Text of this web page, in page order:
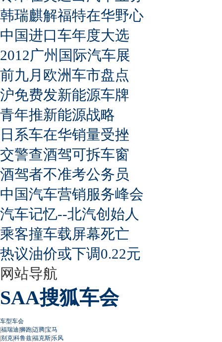
韩瑞麒解福特在华野心
中国进口车年度大选
2012广州国际汽车展
前九月欧洲车市盘点
沪免费发新能源车牌
青年推新能源战略
日系车在华销量受挫
交警查酒驾可拆车窗
酒驾者不准考公务员
中国汽车营销服务峰会
汽车记忆--北汽创始人
乘客撞车载屏幕死亡
热议油价或下调0.22元
网站导航
SAA搜狐车会
车型车会
|福瑞迪|狮跑|迈腾|宝马
|别克|科鲁兹|福克斯|乐风